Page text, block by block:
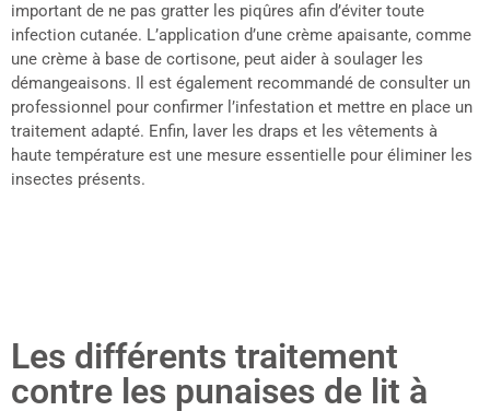
important de ne pas gratter les piqûres afin d’éviter toute
infection cutanée. L’application d’une crème apaisante, comme
une crème à base de cortisone, peut aider à soulager les
démangeaisons. Il est également recommandé de consulter un
professionnel pour confirmer l’infestation et mettre en place un
traitement adapté. Enfin, laver les draps et les vêtements à
haute température est une mesure essentielle pour éliminer les
insectes présents.
Les différents traitement
contre les punaises de lit à